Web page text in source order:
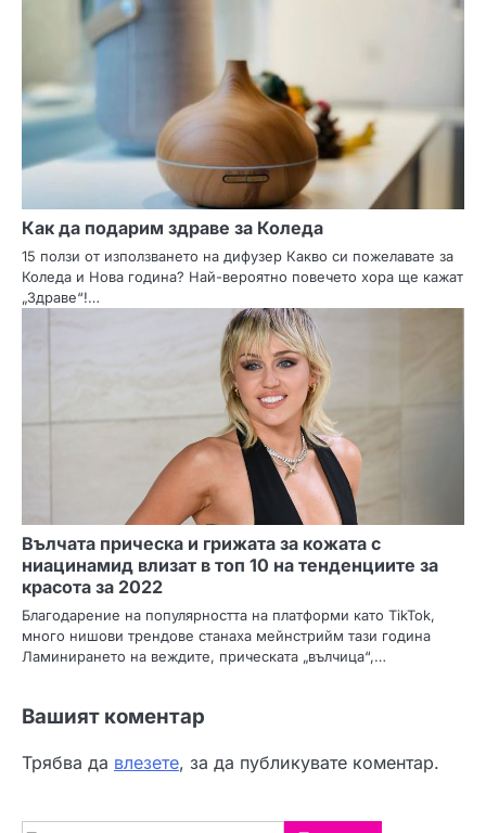
Как да подарим здраве за Коледа
15 ползи от използването на дифузер Какво си пожелавате за
Коледа и Нова година? Най-вероятно повечето хора ще кажат
„Здраве“!…
Вълчата прическа и грижата за кожата с
ниацинамид влизат в топ 10 на тенденциите за
красота за 2022
Благодарение на популярността на платформи като TikTok,
много нишови трендове станаха мейнстрийм тази година
Ламинирането на веждите, прическата „вълчица“,…
Вашият коментар
Трябва да влезете, за да публикувате коментар.